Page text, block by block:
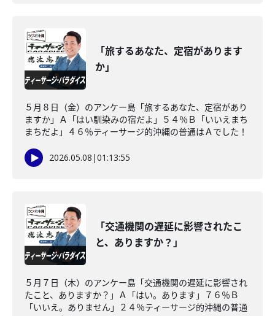
「旅するあなた、定宿があります
か」
５月８日（金）のアンケー島「旅するあなた、定宿があり
ますか」Ａ「はい馴染みの宿だよ」５４％Ｂ「いいえまち
まちだよ」４６％ティーサージ的沖縄の普通はＡでした！
2026.05.08 |01:13:55
「交通機関の遅延に影響されたこ
と、ありますか？」
５月７日（木）のアンケー島「交通機関の遅延に影響され
たこと、ありますか？」Ａ「はい。あります」７６％Ｂ
「いいえ。ありません」２４％ティーサージ的沖縄の普通